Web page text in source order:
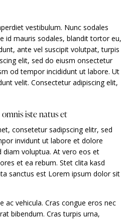
vestibulum. Nunc sodales
id mauris sodales, blandit tortor eu,
ante vel suscipit volutpat, turpis
elit, sed do eiusm onsectetur
od tempor incididunt ut labore. Ut
velit. Consectetur adipiscing elit,
iste natus et
consetetur sadipscing elitr, sed
invidunt ut labore et dolore
diam voluptua. At vero eos et
et ea rebum. Stet clita kasd
sanctus est Lorem ipsum dolor sit
ac vehicula. Cras congue eros nec
bibendum. Cras turpis urna,